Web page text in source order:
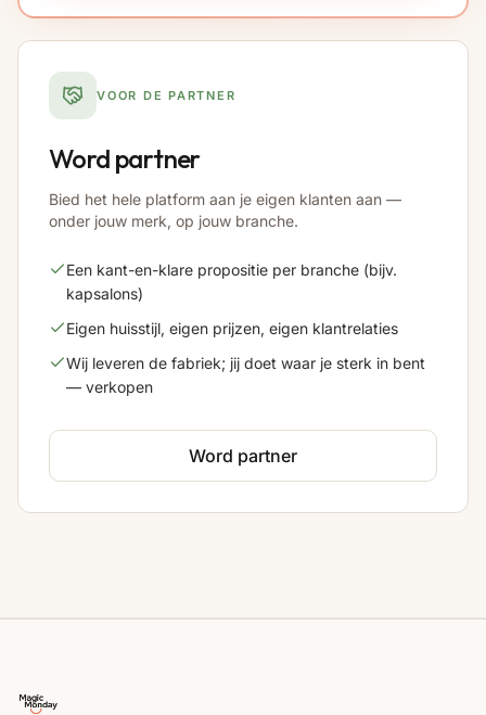
VOOR DE PARTNER
Word partner
Bied het hele platform aan je eigen klanten aan —
onder jouw merk, op jouw branche.
Een kant-en-klare propositie per branche (bijv.
kapsalons)
Eigen huisstijl, eigen prijzen, eigen klantrelaties
Wij leveren de fabriek; jij doet waar je sterk in bent
— verkopen
Word partner